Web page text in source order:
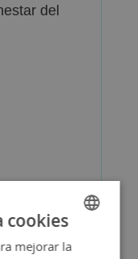
del
SPANISH
cookies
mejorar la